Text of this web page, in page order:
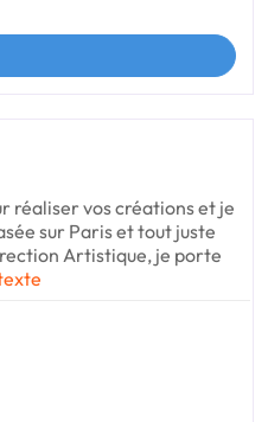
réaliser vos créations et je
sur Paris et tout juste
Artistique, je porte